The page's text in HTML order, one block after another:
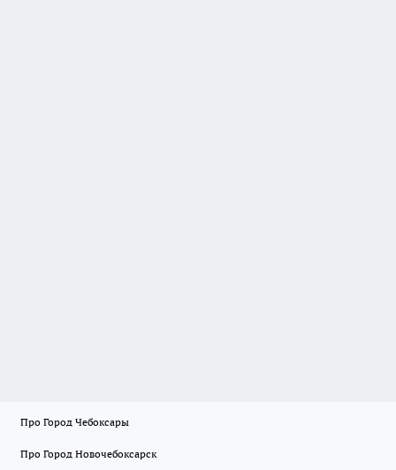
Про Город Чебоксары
Про Город Новочебоксарск